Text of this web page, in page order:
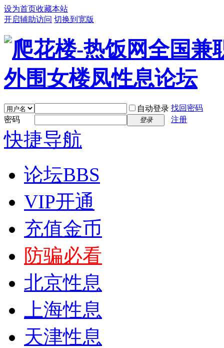
设为首页收藏本站
开启辅助访问 切换到宽版
自动登录 找回密码
密码
登录 注册
快捷导航
论坛BBS
VIP开通
充值金币
防骗必看
北京性息
上海性息
天津性息